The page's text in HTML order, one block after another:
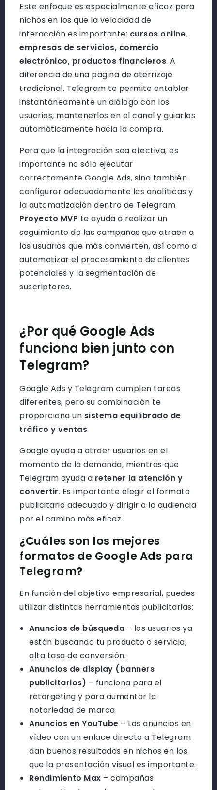
Este enfoque es especialmente eficaz para
nichos en los que la velocidad de
interacción es importante: cursos online,
empresas de servicios, comercio
electrónico, productos financieros. A
diferencia de una página de aterrizaje
tradicional, Telegram te permite entablar
instantáneamente un diálogo con los
usuarios, mantenerlos en el canal y guiarlos
automáticamente hacia la compra.
Para que la integración sea efectiva, es
importante no sólo ejecutar
correctamente Google Ads, sino también
configurar adecuadamente las analíticas y
la automatización dentro de Telegram.
Proyecto MVP te ayuda a realizar un
seguimiento de las campañas que atraen a
los usuarios que más convierten, así como a
automatizar el procesamiento de clientes
potenciales y la segmentación de
suscriptores.
¿Por qué Google Ads
funciona bien junto con
Telegram?
Google Ads y Telegram cumplen tareas
diferentes, pero su combinación te
proporciona un sistema equilibrado de
tráfico y ventas.
Google ayuda a atraer usuarios en el
momento de la demanda, mientras que
Telegram ayuda a retener la atención y
convertir. Es importante elegir el formato
publicitario adecuado y dirigir a la audiencia
por el camino más eficaz.
¿Cuáles son los mejores
formatos de Google Ads para
Telegram?
En función del objetivo empresarial, puedes
utilizar distintas herramientas publicitarias:
Anuncios de búsqueda – los usuarios ya
están buscando tu producto o servicio,
alta tasa de conversión.
Anuncios de display (banners
publicitarios) – funciona para el
retargeting y para aumentar la
notoriedad de marca.
Anuncios en YouTube – Los anuncios en
vídeo con un enlace directo a Telegram
dan buenos resultados en nichos en los
que la presentación visual es importante.
Rendimiento Max – campañas